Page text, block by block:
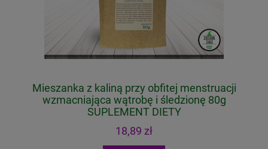
Mieszanka z kaliną przy obfitej menstruacji
wzmacniająca wątrobę i śledzionę 80g
SUPLEMENT DIETY
18,89 zł